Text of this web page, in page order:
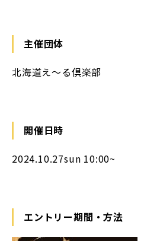
主催団体
北海道え～る倶楽部
開催日時
2024.10.27sun 10:00~
エントリー期間・方法